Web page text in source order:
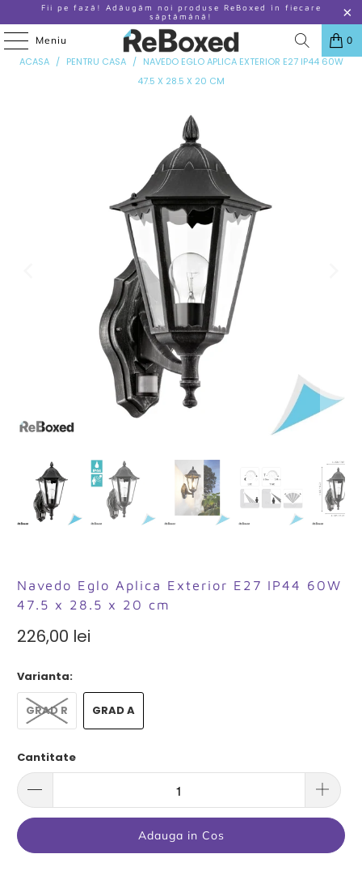
Fii pe fază! Adăugăm noi produse ReBoxed în fiecare
săptămână!
Meniu 0
ANTERIOR | URMATOR
ACASA / PENTRU CASA / NAVEDO EGLO APLICA EXTERIOR E27 IP44 60W
47.5 X 28.5 X 20 CM
Navedo Eglo Aplica Exterior E27 IP44 60W
47.5 x 28.5 x 20 cm
226,00 lei
Varianta:
GRAD R GRAD A
Cantitate
Adauga in Cos